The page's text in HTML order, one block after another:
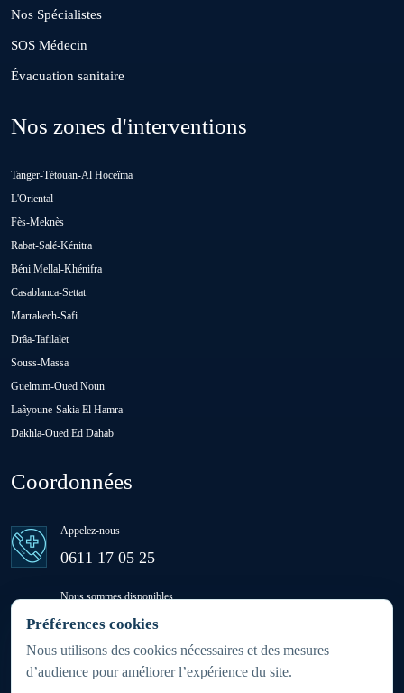
Préférences cookies
Nous utilisons des cookies nécessaires et des mesures
d’audience pour améliorer l’expérience du site.
Hattane
Khouribga
Loulad
Oulad H'Riz Sahel
Oulad Saïd
Ras El Aïn
Sidi Rahhal Chataï
Nos Spécialistes
SOS Médecin
Évacuation sanitaire
Nos zones d'interventions
Tanger-Tétouan-Al Hoceïma
L'Oriental
Fès-Meknès
Rabat-Salé-Kénitra
Béni Mellal-Khénifra
Casablanca-Settat
Marrakech-Safi
Drâa-Tafilalet
Souss-Massa
Guelmim-Oued Noun
Laâyoune-Sakia El Hamra
Dakhla-Oued Ed Dahab
Coordonnées
Appelez-nous
0611 17 05 25
Nous sommes disponibles
24h/24 - 7j/7
(week-ends et jours fériés inclus)